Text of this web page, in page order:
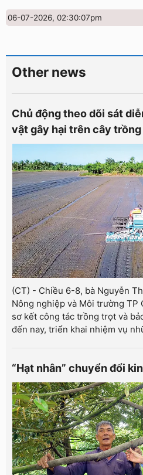
06-07-2026, 02:30:07pm
Other news
Chủ động theo dõi sát
vật gây hại trên cây trồng
(CT) - Chiều 6-8, bà Nguyễn
Nông nghiệp và Môi trường TP
sơ kết công tác trồng trọt và
đến nay, triển khai nhiệm vụ
“Hạt nhân” chuyển đổi